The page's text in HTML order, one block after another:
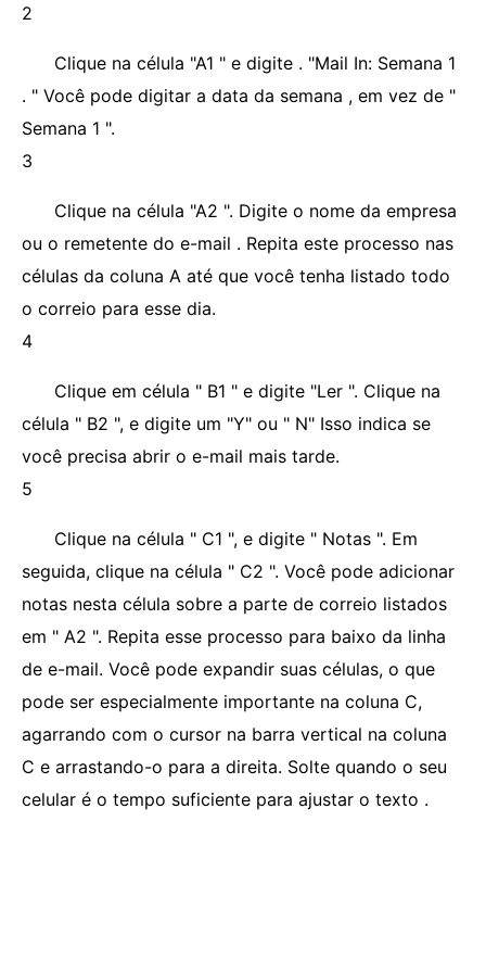
2
Clique na célula "A1 " e digite . "Mail In: Semana 1
. " Você pode digitar a data da semana , em vez de "
Semana 1 ".
3
Clique na célula "A2 ". Digite o nome da empresa
ou o remetente do e-mail . Repita este processo nas
células da coluna A até que você tenha listado todo
o correio para esse dia.
4
Clique em célula " B1 " e digite "Ler ". Clique na
célula " B2 ", e digite um "Y" ou " N" Isso indica se
você precisa abrir o e-mail mais tarde.
5
Clique na célula " C1 ", e digite " Notas ". Em
seguida, clique na célula " C2 ". Você pode adicionar
notas nesta célula sobre a parte de correio listados
em " A2 ". Repita esse processo para baixo da linha
de e-mail. Você pode expandir suas células, o que
pode ser especialmente importante na coluna C,
agarrando com o cursor na barra vertical na coluna
C e arrastando-o para a direita. Solte quando o seu
celular é o tempo suficiente para ajustar o texto .